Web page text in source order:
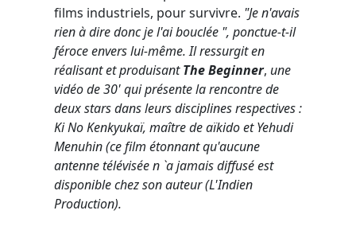
films industriels, pour survivre. "Je n'avais
rien à dire donc je l'ai bouclée ", ponctue-t-il
féroce envers lui-même. Il ressurgit en
réalisant et produisant The Beginner, une
vidéo de 30' qui présente la rencontre de
deux stars dans leurs disciplines respectives :
Ki No Kenkyukaï, maître de aïkido et Yehudi
Menuhin (ce film étonnant qu'aucune
antenne télévisée n `a jamais diffusé est
disponible chez son auteur (L'Indien
Production).